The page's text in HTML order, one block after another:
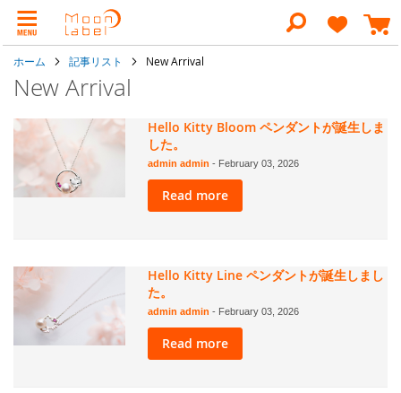
ン
テ
ン
検
索
ホーム 記事リスト New Arrival
New Arrival
Hello Kitty Bloom ペンダントが誕生しま
した。
admin admin- February 03, 2026
Read more
Hello Kitty Line ペンダントが誕生しまし
た。
admin admin- February 03, 2026
Read more